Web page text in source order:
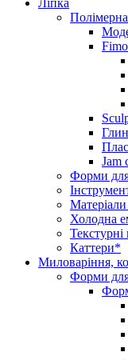
Jam
Форми
Холодна
Каттери*
Миловаріння,
Форми